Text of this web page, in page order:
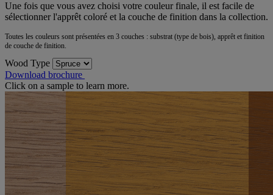
Une fois que vous avez choisi votre couleur finale, il est facile de
sélectionner l'apprêt coloré et la couche de finition dans la collection.
Toutes les couleurs sont présentées en 3 couches : substrat (type de bois), apprêt et finition
de couche de finition.
Wood Type
Download brochure
Click on a sample to learn more.